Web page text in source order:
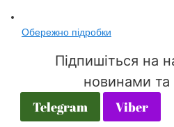
Обережно підробки
Підпишіться на
новинами та
Telegram
Viber